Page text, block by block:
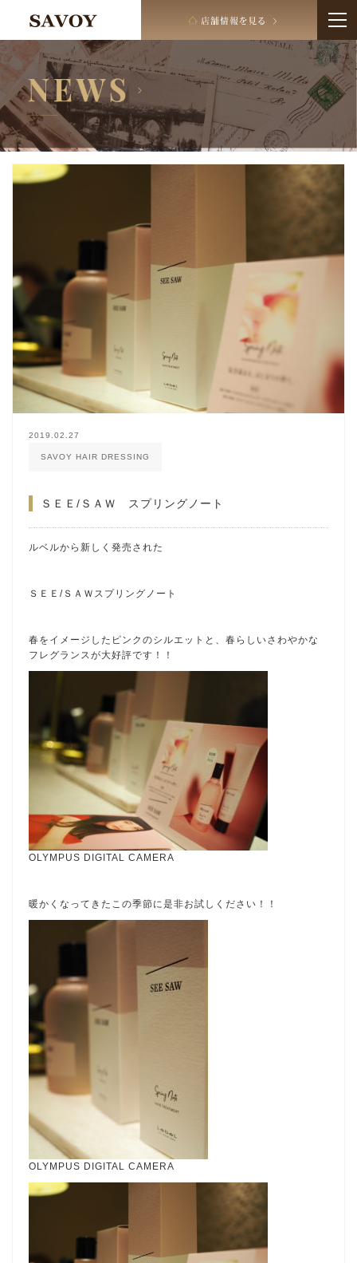
2019.02.27
SAVOY HAIR DRESSING
ＳＥＥ/ＳＡＷ スプリングノート
ルベルから新しく発売された
ＳＥＥ/ＳＡＷスプリングノート
春をイメージしたピンクのシルエットと、春らしいさわやかな
フレグランスが大好評です！！
OLYMPUS DIGITAL CAMERA
暖かくなってきたこの季節に是非お試しください！！
OLYMPUS DIGITAL CAMERA